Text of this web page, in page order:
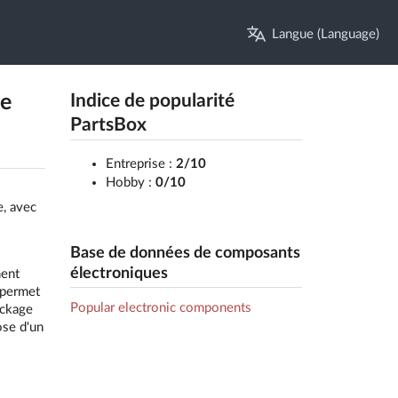
Langue (Language)
avec
d'un
Indice de popularité
PartsBox
Entreprise : 2/10
Hobby : 0/10
Base de données de composants
électroniques
Popular electronic components